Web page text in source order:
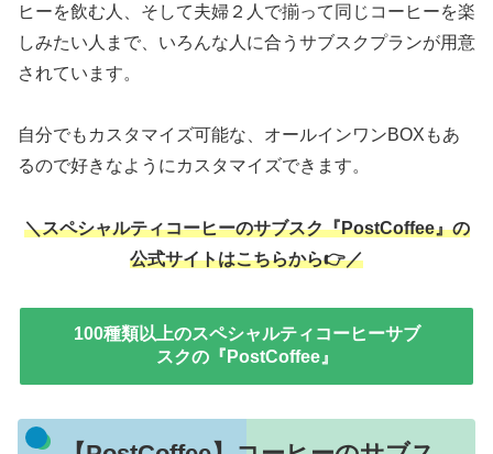
ヒーを飲む人、そして夫婦２人で揃って同じコーヒーを楽
しみたい人まで、いろんな人に合うサブスクプランが用意
されています。
自分でもカスタマイズ可能な、オールインワンBOXもあ
るので好きなようにカスタマイズできます。
＼スペシャルティコーヒーのサブスク『PostCoffee』の
公式サイトはこちらから👉／
100種類以上のスペシャルティコーヒーサブ
スクの『PostCoffee』